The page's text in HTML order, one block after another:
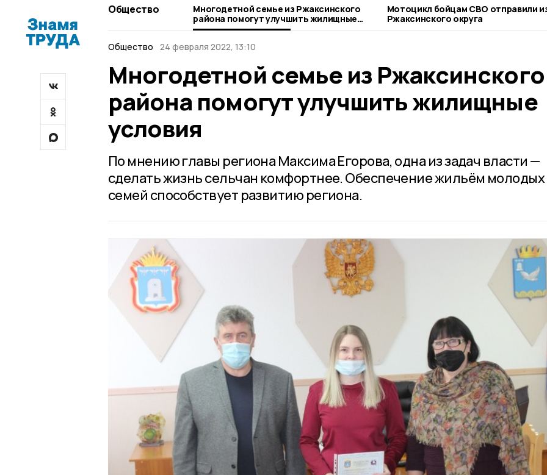
Общество
Многодетной семье из Ржаксинского
района помогут улучшить жилищные
условия
Мотоцикл бойцам СВО отправили из
Ржаксинского округа
Общество 24 февраля 2022, 13:10
Многодетной семье из Ржаксинского
района помогут улучшить жилищные
условия
По мнению главы региона Максима Егорова, одна из задач власти —
сделать жизнь сельчан комфортнее. Обеспечение жильём молодых
семей способствует развитию региона.